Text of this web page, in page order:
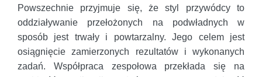
Powszechnie przyjmuje się, że styl przywódcy to
oddziaływanie przełożonych na podwładnych w
sposób jest trwały i powtarzalny. Jego celem jest
osiągnięcie zamierzonych rezultatów i wykonanych
zadań. Współpraca zespołowa przekłada się na